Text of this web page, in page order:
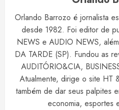
Orlando Barrozo é jornalista
desde 1982. Foi editor de
NEWS e AUDIO NEWS,
DA TARDE (SP). Fundou as
AUDITÓRIO&CIA,
Atualmente, dirige o site HT
também de dar seus palpites
economia, esportes